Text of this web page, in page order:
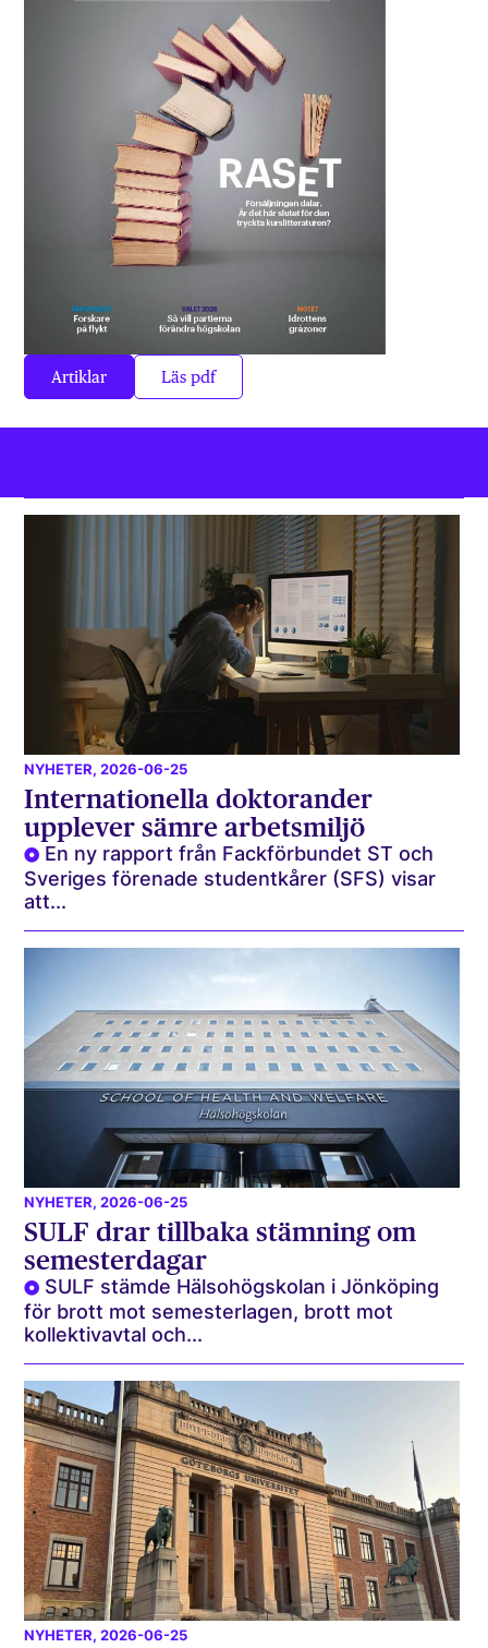
Artiklar Läs pdf
NYHETER, 2026-06-25
Internationella doktorander
upplever sämre arbetsmiljö
En ny rapport från Fackförbundet ST och
Sveriges förenade studentkårer (SFS) visar
att...
NYHETER, 2026-06-25
SULF drar tillbaka stämning om
semesterdagar
SULF stämde Hälsohögskolan i Jönköping
för brott mot semesterlagen, brott mot
kollektivavtal och...
NYHETER, 2026-06-25